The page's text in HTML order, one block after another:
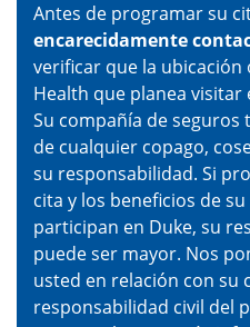
Antes de programar su
encarecidamente
verificar que la
Health que planea
Su compañía de
de cualquier copago,
su responsabilidad. Si
cita y los beneficios de
participan en Duke, su
puede ser mayor. Nos
usted en relación con su
responsabilidad civil del